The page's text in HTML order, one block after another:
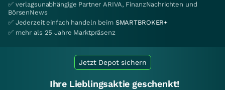
✅ verlagsunabhängige Partner ARIVA, FinanzNachrichten und
BörsenNews
✅ Jederzeit einfach handeln beim SMARTBROKER+
✅ mehr als 25 Jahre Marktpräsenz
Jetzt Depot sichern
Ihre Lieblingsaktie geschenkt!